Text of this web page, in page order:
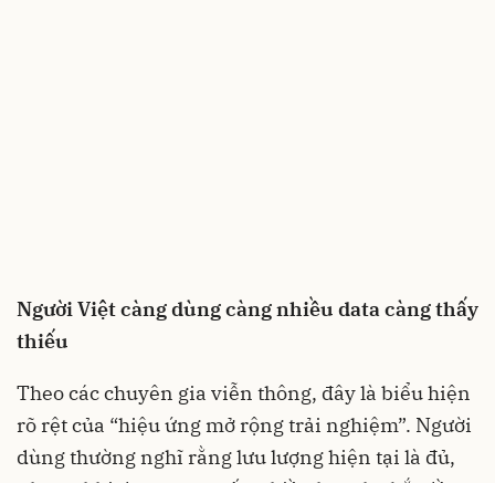
Người Việt càng dùng càng nhiều data càng thấy
thiếu
Theo các chuyên gia viễn thông, đây là biểu hiện
rõ rệt của “hiệu ứng mở rộng trải nghiệm”. Người
dùng thường nghĩ rằng lưu lượng hiện tại là đủ,